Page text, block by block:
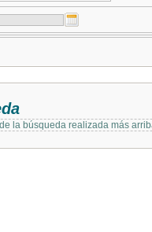
la búsqueda realizada más